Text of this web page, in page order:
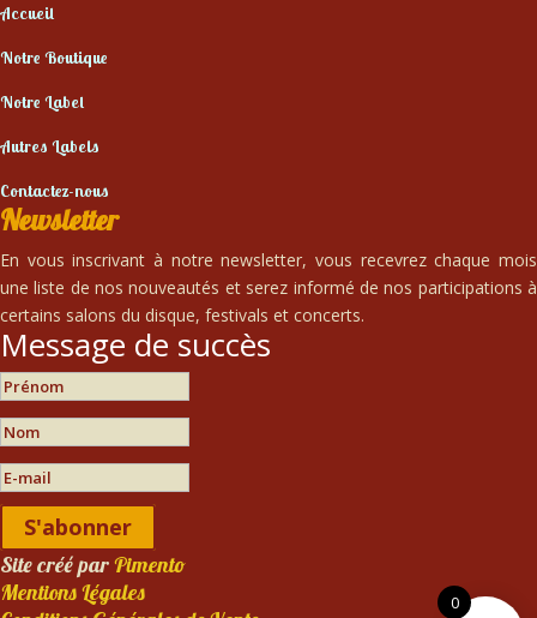
Accueil
Notre Boutique
Notre Label
Autres Labels
Contactez-nous
Newsletter
En vous inscrivant à notre newsletter, vous recevrez chaque mois
une liste de nos nouveautés et serez informé de nos participations à
certains salons du disque, festivals et concerts.
Message de succès
S'abonner
Site créé parPimento
Mentions Légales
0